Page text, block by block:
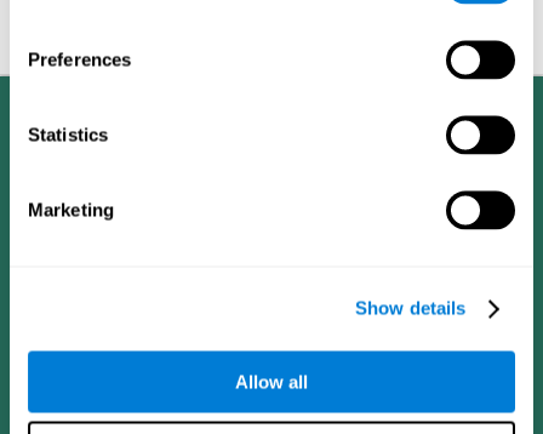
Preferences
Statistics
Marketing
Show details
Allow all